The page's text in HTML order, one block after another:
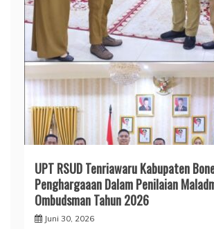
UPT RSUD Tenriawaru Kabupaten
Penghargaaan Dalam Penilaian
Ombudsman Tahun 2026
Juni 30, 2026